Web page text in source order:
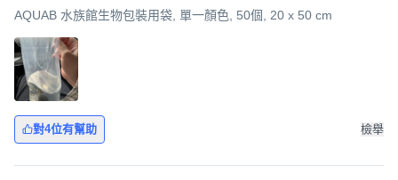
AQUAB 水族館生物包裝用袋, 單一顏色, 50個, 20 x 50 cm
對4位有幫助 檢舉